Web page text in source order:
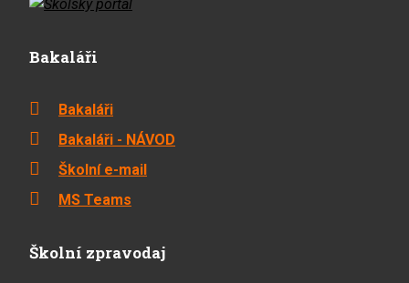
Bakaláři
Bakaláři
Bakaláři - NÁVOD
Školní e-mail
MS Teams
Školní zpravodaj